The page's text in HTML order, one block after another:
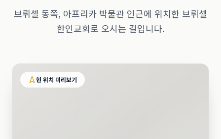
브뤼셀 동쪽, 아프리카 박물관 인근에 위치한 브뤼셀
한인교회로 오시는 길입니다.
현 위치 미리보기